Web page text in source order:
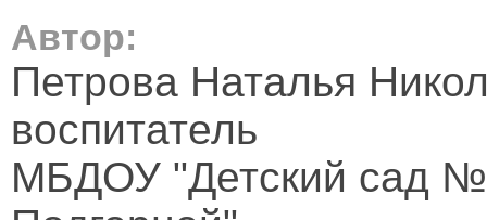
Автор:
Петрова Наталья
воспитатель
МБДОУ "Детский сад